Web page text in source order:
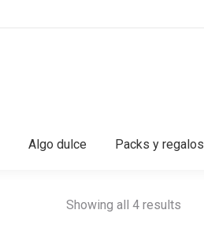
Algo dulce Packs y regalos
Showing all 4 results